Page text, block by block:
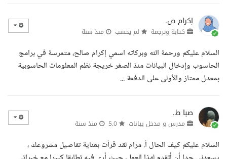
إكرام ص.
كتابة وترجمة لم يحسب منذ سنة
السلام عليكم ورحمة الله وبركاته اسمي إكرام صالح، متمرسة في برامج
الحاسوب وإدخال البيانات منذ الصغر خريجة نظم المعلومات الحاسوبية
بمعدل ممتاز والأولى على الدفعة ...
صبا ط.
مدرس و مدخل بيانات منذ سنة
السلام عليكم كيف الحال أ. مرام لقد قرأت بعناية تفاصيل مشروعك ،